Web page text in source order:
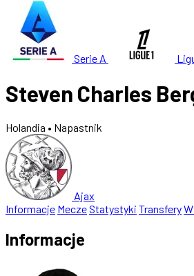
Serie A
Steven Charles
Holandia • Napastnik
Ajax
Informacje MeczeStatystyki Transfery
Informacje